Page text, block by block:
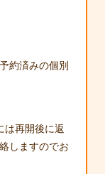
約済みの個別
は再開後に返
しますのでお